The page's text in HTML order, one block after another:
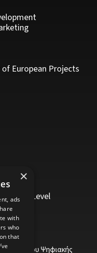
European Projects
Level
Σχεδίου Ψηφιακής
×
ads
with
who
that